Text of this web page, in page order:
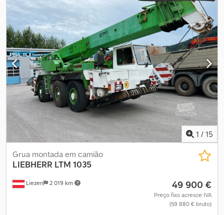
SUBESTRUTURA: Quilometragem operacional: 47.154 km / 2.542
horas de operação Fabricante do motor / tipo: Liebherr 450 kW
Transmissão: ZF / SG / AS Tronic Deslocamento do guindaste a
partir de: superior e inferior Intarder / Retarder / Telma Dkedpfx
Aasyyfp Djfsr TELMA Número de eixos suspensos: 6 / Sim -
Nivelamento automático - acionado / direcionado 12x8x10 / 1,2,5,6
Tipo/largura do chassi: 3 m; Tamanho do pneu: 445/95 R 25
Aquecedor estacionário na superestrutura Lança telescópica /
lança: 15,50 - 72,00 m Capacidade máxima de carga: 250 t
GUINCHO REVISADO 1 / 105 kN - 23 mm Polia de gancho: 80 t
Horas de operação: 12.400 horas
1 / 15
Liezen 2 019 km
Grua montada em camião
LIEBHERR LTM 1035
49 900 €
Preço fixo acresce IVA
(59 880 € bruto)